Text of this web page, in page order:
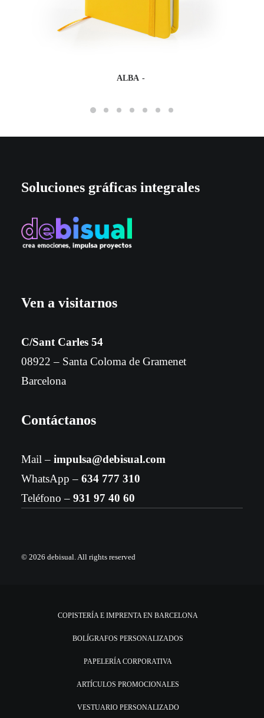
ALBA
Soluciones gráficas integrales
Ven a visitarnos
C/Sant Carles 54
08922 – Santa Coloma de Gramenet
Barcelona
Contáctanos
Mail – impulsa@debisual.com
WhatsApp – 634 777 310
Teléfono – 931 97 40 60
© 2026 debisual.All rights reserved
COPISTERÍA E IMPRENTA EN BARCELONA
BOLÍGRAFOS PERSONALIZADOS
PAPELERÍA CORPORATIVA
ARTÍCULOS PROMOCIONALES
VESTUARIO PERSONALIZADO